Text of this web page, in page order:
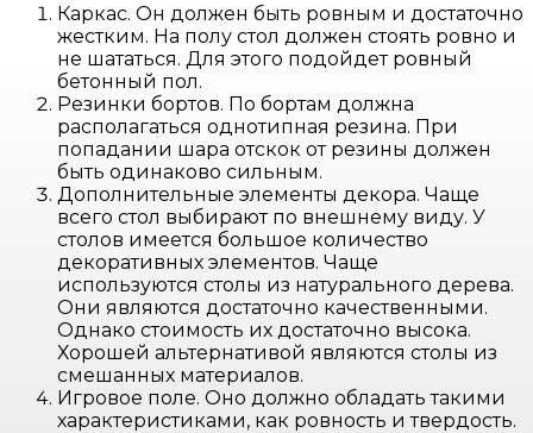
Каркас. Он должен быть ровным и достаточно
жестким. На полу стол должен стоять ровно и
не шататься. Для этого подойдет ровный
бетонный пол.
Резинки бортов. По бортам должна
располагаться однотипная резина. При
попадании шара отскок от резины должен
быть одинаково сильным.
Дополнительные элементы декора. Чаще
всего стол выбирают по внешнему виду. У
столов имеется большое количество
декоративных элементов. Чаще
используются столы из натурального дерева.
Они являются достаточно качественными.
Однако стоимость их достаточно высока.
Хорошей альтернативой являются столы из
смешанных материалов.
Игровое поле. Оно должно обладать такими
характеристиками, как ровность и твердость.